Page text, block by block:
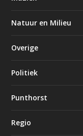
Natuur en Milieu
Overige
Politiek
Punthorst
Regio